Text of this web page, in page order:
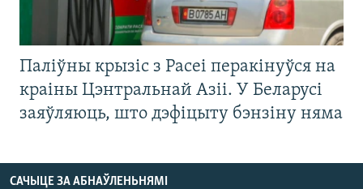
Паліўны крызіс з Расеі перакінуўся на
краіны Цэнтральнай Азіі. У Беларусі
заяўляюць, што дэфіцыту бэнзіну няма
САЧЫЦЕ ЗА АБНАЎЛЕНЬНЯМІ